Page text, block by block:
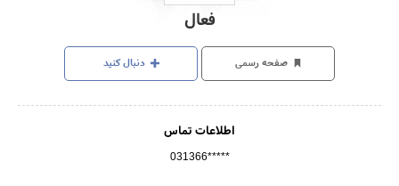
فعال
صفحه رسمی دنبال کنید
اطلاعات تماس
031366*****